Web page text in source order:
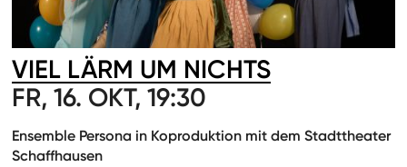
VIEL LÄRM UM NICHTS
FR, 16. OKT, 19:30
Ensemble Persona in Koproduktion mit dem Stadttheater
Schaffhausen